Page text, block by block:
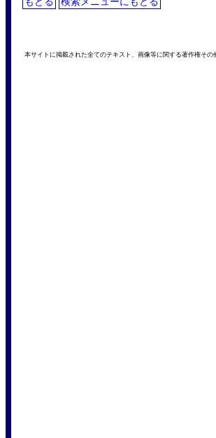
本サイトに掲載された全てのテキスト、画像等に関する著作権そ